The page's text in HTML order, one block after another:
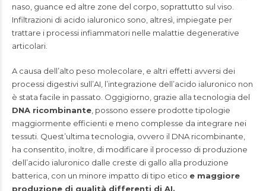
naso, guance ed altre zone del corpo, soprattutto sul viso.
Infiltrazioni di acido ialuronico sono, altresì, impiegate per
trattare i processi infiammatori nelle malattie degenerative
articolari.
A causa dell’alto peso molecolare, e altri effetti avversi dei
processi digestivi sull’AI, l’integrazione dell’acido ialuronico non
è stata facile in passato. Oggigiorno, grazie alla tecnologia del
DNA ricombinante , possono essere prodotte tipologie
maggiormente efficienti e meno complesse da integrare nei
tessuti. Quest’ultima tecnologia, ovvero il DNA ricombinante,
ha consentito, inoltre, di modificare il processo di produzione
dell’acido ialuronico dalle creste di gallo alla produzione
batterica, con un minore impatto di tipo etico e maggiore
produzione di qualità differenti di AI.